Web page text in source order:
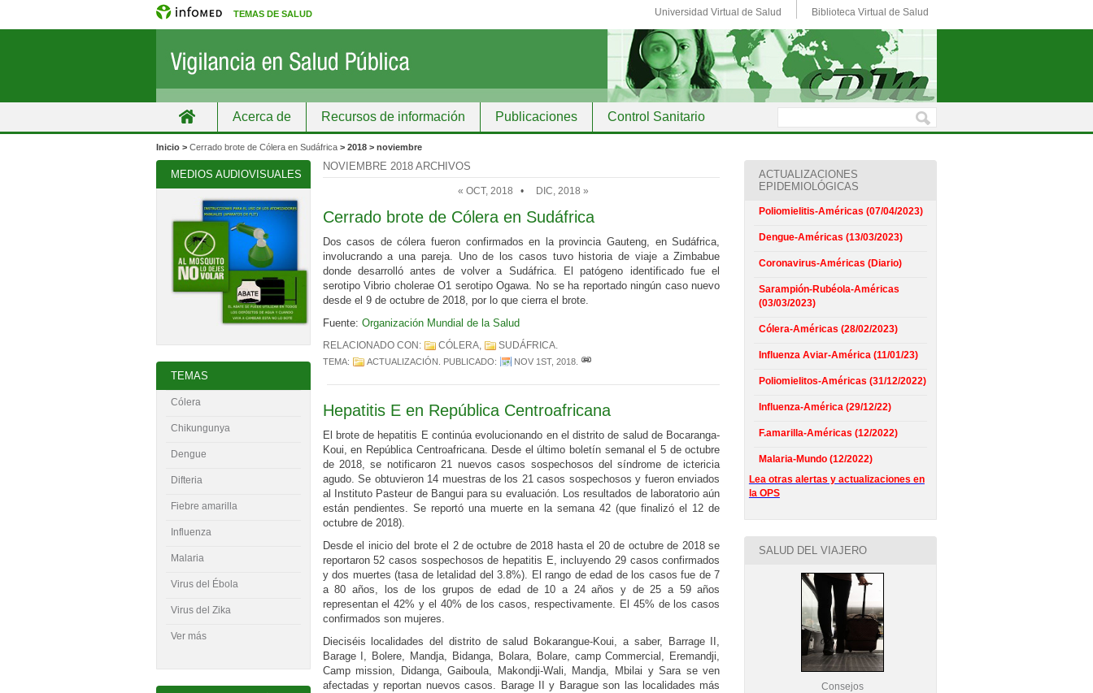
TEMAS DE SALUD Universidad Virtual de Salud Biblioteca Virtual de Salud
Acerca de Recursos de información Publicaciones Control Sanitario
Grupos Recursos de información
Inicio > Cerrado brote de Cólera en Sudáfrica > 2018 > noviembre
NOVIEMBRE 2018 ARCHIVOS
« OCT, 2018 • DIC, 2018 »
Cerrado brote de Cólera en Sudáfrica
Dos casos de cólera fueron confirmados en la provincia Gauteng, en Sudáfrica,
involucrando a una pareja. Uno de los casos tuvo historia de viaje a Zimbabue
donde desarrolló antes de volver a Sudáfrica. El patógeno identificado fue el
serotipo Vibrio cholerae O1 serotipo Ogawa. No se ha reportado ningún caso nuevo
desde el 9 de octubre de 2018, por lo que cierra el brote.
Fuente: Organización Mundial de la Salud
RELACIONADO CON: CÓLERA, SUDÁFRICA.
TEMA: ACTUALIZACIÓN . PUBLICADO: NOV 1ST, 2018.
Hepatitis E en República Centroafricana
El brote de hepatitis E continúa evolucionando en el distrito de salud de Bocaranga-
Koui, en República Centroafricana. Desde el último boletín semanal el 5 de octubre
de 2018, se notificaron 21 nuevos casos sospechosos del síndrome de ictericia
agudo. Se obtuvieron 14 muestras de los 21 casos sospechosos y fueron enviados
al Instituto Pasteur de Bangui para su evaluación. Los resultados de laboratorio aún
están pendientes. Se reportó una muerte en la semana 42 (que finalizó el 12 de
octubre de 2018).
Desde el inicio del brote el 2 de octubre de 2018 hasta el 20 de octubre de 2018 se
reportaron 52 casos sospechosos de hepatitis E, incluyendo 29 casos confirmados
y dos muertes (tasa de letalidad del 3.8%). El rango de edad de los casos fue de 7
a 80 años, los de los grupos de edad de 10 a 24 años y de 25 a 59 años
representan el 42% y el 40% de los casos, respectivamente. El 45% de los casos
confirmados son mujeres.
Dieciséis localidades del distrito de salud Bokarangue-Koui, a saber, Barrage II,
Barage I, Bolere, Mandja, Bidanga, Bolara, Bolare, camp Commercial, Eremandji,
Camp mission, Didanga, Gaiboula, Makondji-Wali, Mandja, Mbilai y Sara se ven
afectadas y reportan nuevos casos. Barage II y Barague son las localidades más
MEDIOS AUDIOVISUALES
TEMAS
Cólera
Chikungunya
Dengue
Difteria
Fiebre amarilla
Influenza
Malaria
Virus del Ébola
Virus del Zika
Ver más
ACTUALIZACIONES
EPIDEMIOLÓGICAS
Poliomielitis-Américas (07/04/2023)
Dengue-Américas (13/03/2023)
Coronavirus-Américas (Diario)
Sarampión-Rubéola-Américas
(03/03/2023)
Cólera-Américas (28/02/2023)
Influenza Aviar-América (11/01/23)
Poliomielitos-Américas (31/12/2022)
Influenza-América (29/12/22)
F.amarilla-Américas (12/2022)
Malaria-Mundo (12/2022)
Lea otras alertas y actualizaciones en
la OPS
SALUD DEL VIAJERO
Consejos